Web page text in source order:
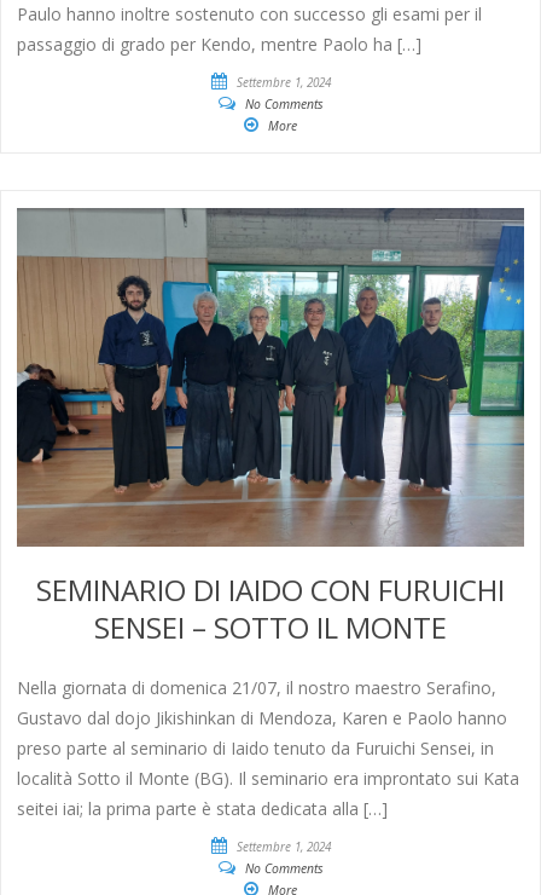
Paulo hanno inoltre sostenuto con successo gli esami per il
passaggio di grado per Kendo, mentre Paolo ha […]
Settembre 1, 2024
No Comments
More
SEMINARIO DI IAIDO CON FURUICHI
SENSEI – SOTTO IL MONTE
Nella giornata di domenica 21/07, il nostro maestro Serafino,
Gustavo dal dojo Jikishinkan di Mendoza, Karen e Paolo hanno
preso parte al seminario di Iaido tenuto da Furuichi Sensei, in
località Sotto il Monte (BG). Il seminario era improntato sui Kata
seitei iai; la prima parte è stata dedicata alla […]
Settembre 1, 2024
No Comments
More